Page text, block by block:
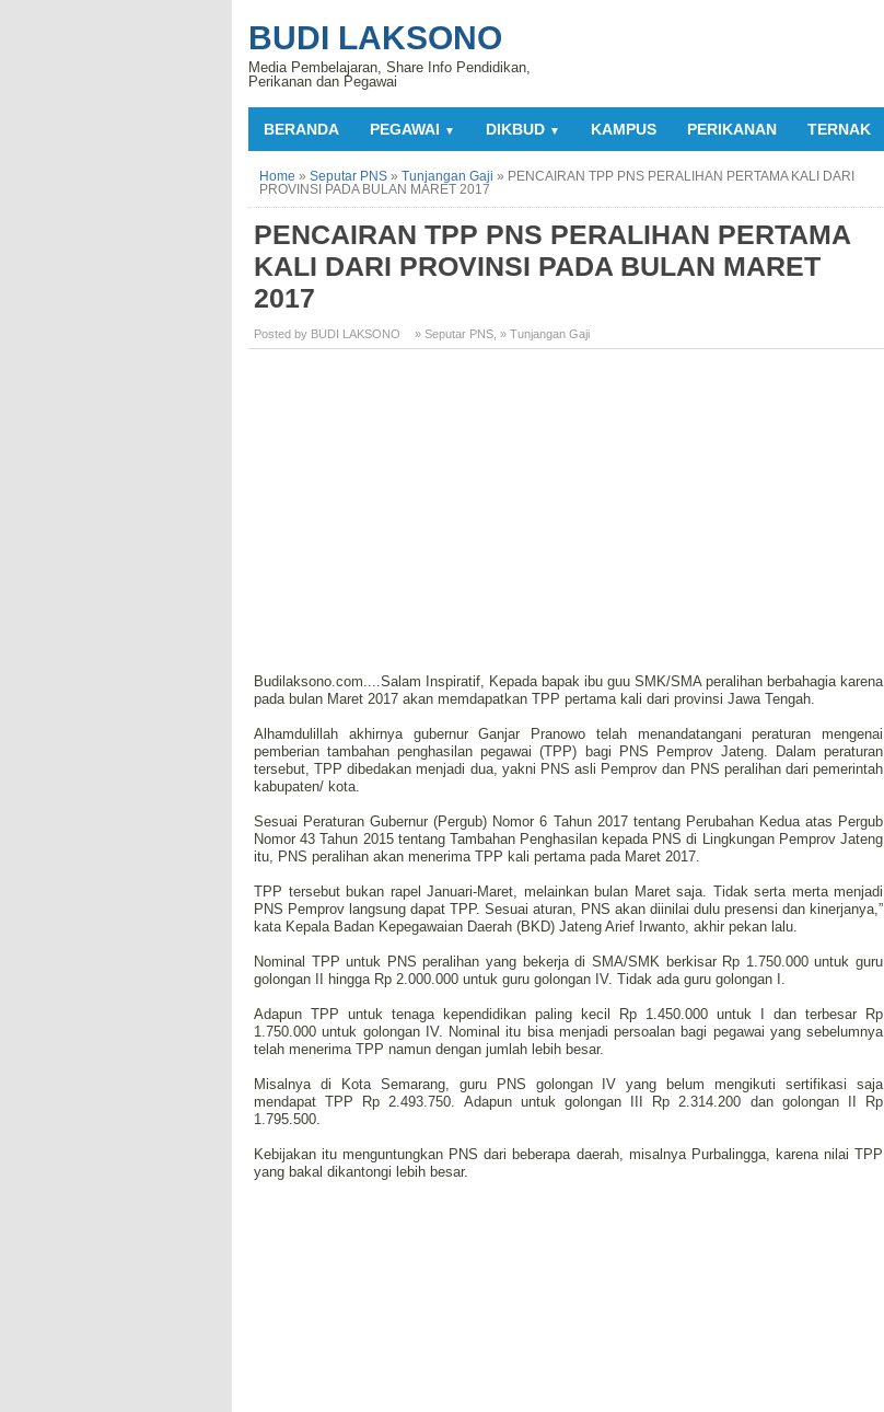
BUDI LAKSONO
Media Pembelajaran, Share Info Pendidikan,
Perikanan dan Pegawai
BERANDA PEGAWAI ▼ DIKBUD ▼ KAMPUS PERIKANAN TERNAK
Home » Seputar PNS » Tunjangan Gaji » PENCAIRAN TPP PNS PERALIHAN PERTAMA KALI DARI
PROVINSI PADA BULAN MARET 2017
PENCAIRAN TPP PNS PERALIHAN PERTAMA
KALI DARI PROVINSI PADA BULAN MARET
2017
Posted by BUDI LAKSONO » Seputar PNS » Tunjangan Gaji
Budilaksono.com....Salam Inspiratif, Kepada bapak ibu guu SMK/SMA peralihan berbahagia karena
pada bulan Maret 2017 akan memdapatkan TPP pertama kali dari provinsi Jawa Tengah.
Alhamdulillah akhirnya gubernur Ganjar Pranowo telah menandatangani peraturan mengenai
pemberian tambahan penghasilan pegawai (TPP) bagi PNS Pemprov Jateng. Dalam peraturan
tersebut, TPP dibedakan menjadi dua, yakni PNS asli Pemprov dan PNS peralihan dari pemerintah
kabupaten/ kota.
Sesuai Peraturan Gubernur (Pergub) Nomor 6 Tahun 2017 tentang Perubahan Kedua atas Pergub
Nomor 43 Tahun 2015 tentang Tambahan Penghasilan kepada PNS di Lingkungan Pemprov Jateng
itu, PNS peralihan akan menerima TPP kali pertama pada Maret 2017.
TPP tersebut bukan rapel Januari-Maret, melainkan bulan Maret saja. Tidak serta merta menjadi
PNS Pemprov langsung dapat TPP. Sesuai aturan, PNS akan diinilai dulu presensi dan kinerjanya,”
kata Kepala Badan Kepegawaian Daerah (BKD) Jateng Arief Irwanto, akhir pekan lalu.
Nominal TPP untuk PNS peralihan yang bekerja di SMA/SMK berkisar Rp 1.750.000 untuk guru
golongan II hingga Rp 2.000.000 untuk guru golongan IV. Tidak ada guru golongan I.
Adapun TPP untuk tenaga kependidikan paling kecil Rp 1.450.000 untuk I dan terbesar Rp
1.750.000 untuk golongan IV. Nominal itu bisa menjadi persoalan bagi pegawai yang sebelumnya
telah menerima TPP namun dengan jumlah lebih besar.
Misalnya di Kota Semarang, guru PNS golongan IV yang belum mengikuti sertifikasi saja
mendapat TPP Rp 2.493.750. Adapun untuk golongan III Rp 2.314.200 dan golongan II Rp
1.795.500.
Kebijakan itu menguntungkan PNS dari beberapa daerah, misalnya Purbalingga, karena nilai TPP
yang bakal dikantongi lebih besar.